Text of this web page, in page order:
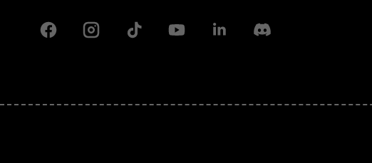
FacebookInstagramTiktok YoutubeLinkedinDiscord